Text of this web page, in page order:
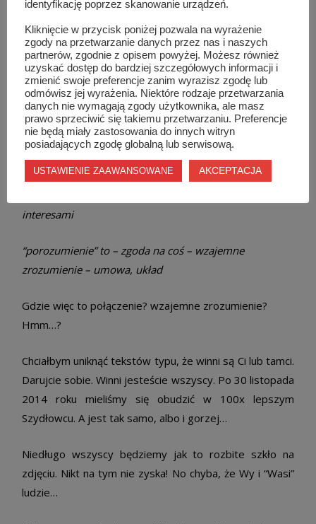
Na koniec polecam zarówno Porozumieniu
Samorządowo Gospodarczemu i Wspólnocie Ziemi
Szydłowieckiej by zajrzeli do Słownika Języka Polskiego,
bo chyba zapomnieli co oznaczają pierwsze słowa z
Waszych nazw. W tym pędzie do władzy i zaspokajaniu
własnych ambicji zapomnieliście, że:
“wspólnota” to – odznaczanie się wspólnymi cechami,
wspólne posiadanie lub przeżywanie czegoś – to, co
łączy, zespala – grupa osób związana wspólnym
interesami
“porozumienie” to – zgoda na coś – wzajemne
zrozumienie – umowa, układ
Gdzie więc to połączenie? wzajemne zrozumienie?
Hmm…?
Chciałbym uniknąć tekstów typu, że winni są Ci lub tamci.
Darujcie sobie. Winni jesteście wszyscy. Po 30 listopada
2014 roku mieliśmy się obudzić w 100x lepszym
Szydłowcu. A jest tak samo, albo i gorzej…
Niedługo wszyscy będziemy jak to rozbite szkło na
zdjęciu. Nikt na tym nie zyska! No chyba, że Wy i “Wasi”
ludzie…
identyfikację poprzez skanowanie urządzeń.
Kliknięcie w przycisk poniżej pozwala na wyrażenie
zgody na przetwarzanie danych przez nas i naszych
partnerów, zgodnie z opisem powyżej. Możesz również
uzyskać dostęp do bardziej szczegółowych informacji i
zmienić swoje preferencje zanim wyrazisz zgodę lub
odmówisz jej wyrażenia. Niektóre rodzaje przetwarzania
danych nie wymagają zgody użytkownika, ale masz
prawo sprzeciwić się takiemu przetwarzaniu. Preferencje
nie będą miały zastosowania do innych witryn
posiadających zgodę globalną lub serwisową.
USTAWIENIE ZAAWANSOWANE AKCEPTACJA